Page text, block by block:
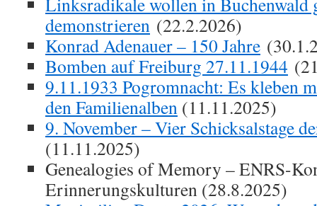
demonstrieren (22.2.2026)
Konrad Adenauer – 150 Jahre
Bomben auf Freiburg 27.11.1944
9.11.1933 Pogromnacht: Es kleben
den Familienalben (11.11.2025)
9. November – Vier Schicksalstage
(11.11.2025)
Genealogies of Memory – ENRS-
Erinnerungskulturen (28.8.2025)